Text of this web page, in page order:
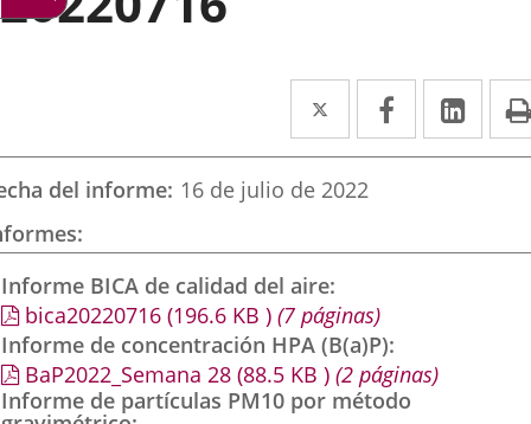
Twitter
Enlace
a
una
externa.
Facebook
Enlace
a
externa.
a
del informe 16 de julio de 2022
Informe BICA de calidad del aire
bica20220716 (196.6 KB ) (7 páginas)
Informe de concentración HPA (B(a)P)
BaP2022_Semana 28 (88.5 KB ) (2 páginas)
Informe de partículas PM10 por método